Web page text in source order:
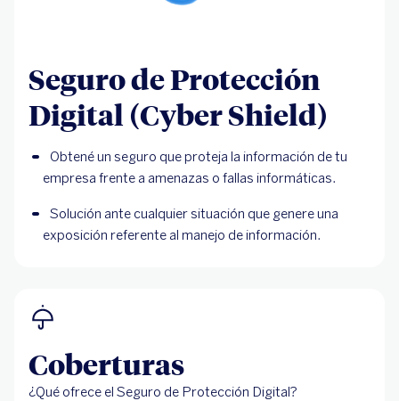
Seguro de Protección
Digital (Cyber Shield)
Obtené un seguro que proteja la información de tu
empresa frente a amenazas o fallas informáticas.
Solución ante cualquier situación que genere una
exposición referente al manejo de información.
Coberturas
¿Qué ofrece el Seguro de Protección Digital?